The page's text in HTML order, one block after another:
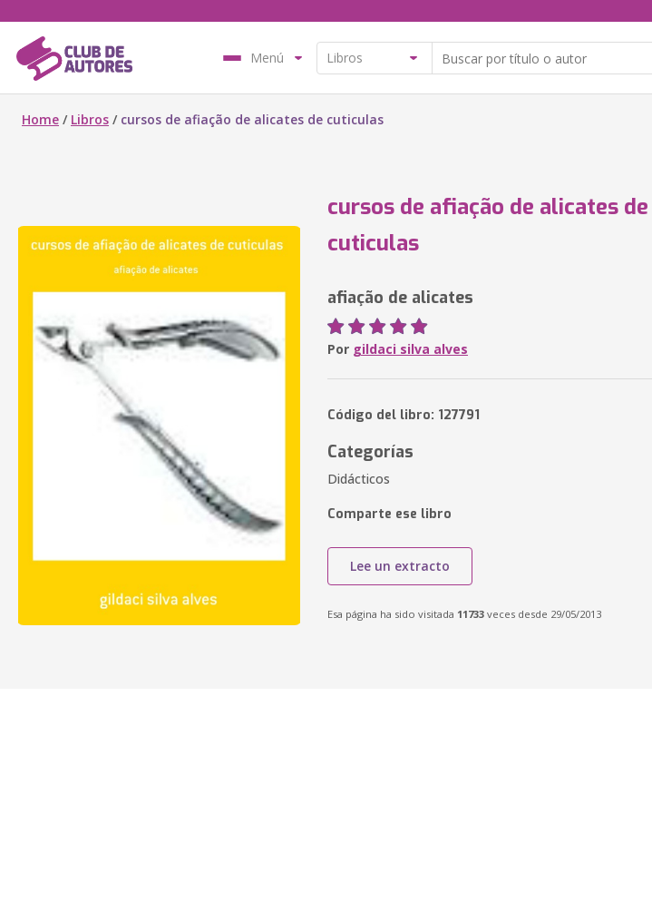
Menú
Home / Libros / cursos de afiação de alicates de cuticulas
cursos de afiação de alicates de
cuticulas
afiação de alicates
Por gildaci silva alves
Código del libro: 127791
Categorías
Didácticos
Comparte ese libro
Lee un extracto
Esa página ha sido visitada 11733 veces desde 29/05/2013